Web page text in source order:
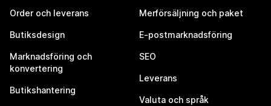
Order och leverans
Butiksdesign
Marknadsföring och
konvertering
Butikshantering
Merförsäljning och paket
E-postmarknadsföring
SEO
Leverans
Valuta och språk